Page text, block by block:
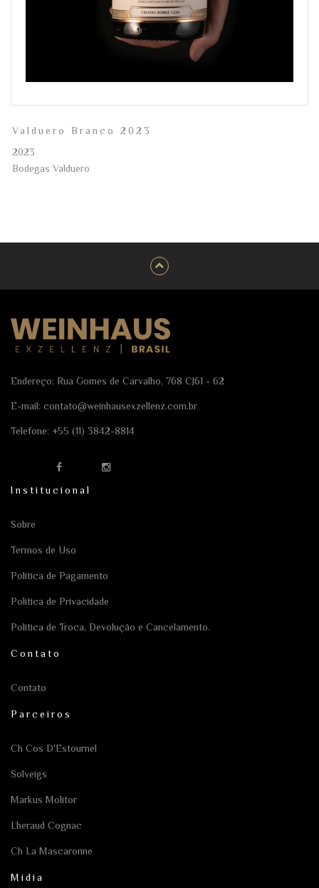
Valduero Branco 2023
2023
Bodegas Valduero
Endereço: Rua Gomes de Carvalho, 768 CJ61 - 62
E-mail: contato@weinhausexzellenz.com.br
Telefone: +55 (11) 3842-8814
Institucional
Sobre
Termos de Uso
Política de Pagamento
Política de Privacidade
Política de Troca, Devolução e Cancelamento.
Contato
Contato
Parceiros
Ch Cos D'Estournel
Solveigs
Markus Molitor
Lheraud Cognac
Ch La Mascaronne
Mídia